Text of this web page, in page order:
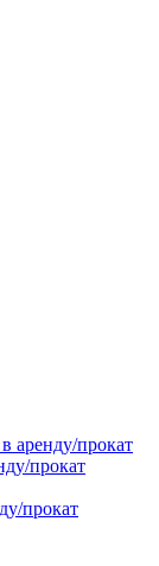
аренду/прокат
прокат
прокат